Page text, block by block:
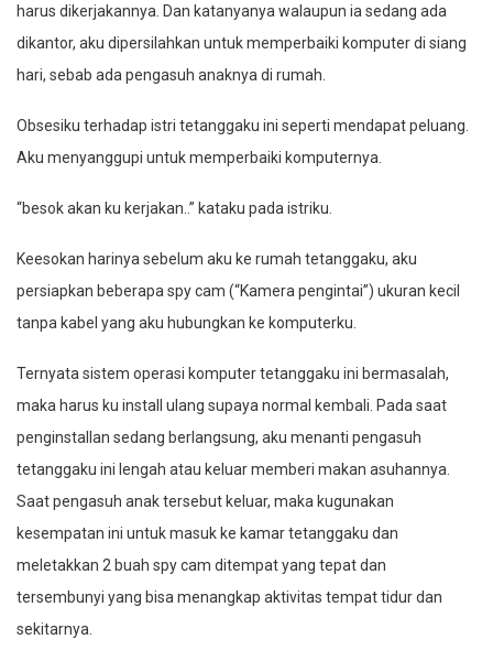
harus dikerjakannya. Dan katanyanya walaupun ia sedang ada
dikantor, aku dipersilahkan untuk memperbaiki komputer di siang
hari, sebab ada pengasuh anaknya di rumah.
Obsesiku terhadap istri tetanggaku ini seperti mendapat peluang.
Aku menyanggupi untuk memperbaiki komputernya.
“besok akan ku kerjakan..” kataku pada istriku.
Keesokan harinya sebelum aku ke rumah tetanggaku, aku
persiapkan beberapa spy cam (“Kamera pengintai”) ukuran kecil
tanpa kabel yang aku hubungkan ke komputerku.
Ternyata sistem operasi komputer tetanggaku ini bermasalah,
maka harus ku install ulang supaya normal kembali. Pada saat
penginstallan sedang berlangsung, aku menanti pengasuh
tetanggaku ini lengah atau keluar memberi makan asuhannya.
Saat pengasuh anak tersebut keluar, maka kugunakan
kesempatan ini untuk masuk ke kamar tetanggaku dan
meletakkan 2 buah spy cam ditempat yang tepat dan
tersembunyi yang bisa menangkap aktivitas tempat tidur dan
sekitarnya.